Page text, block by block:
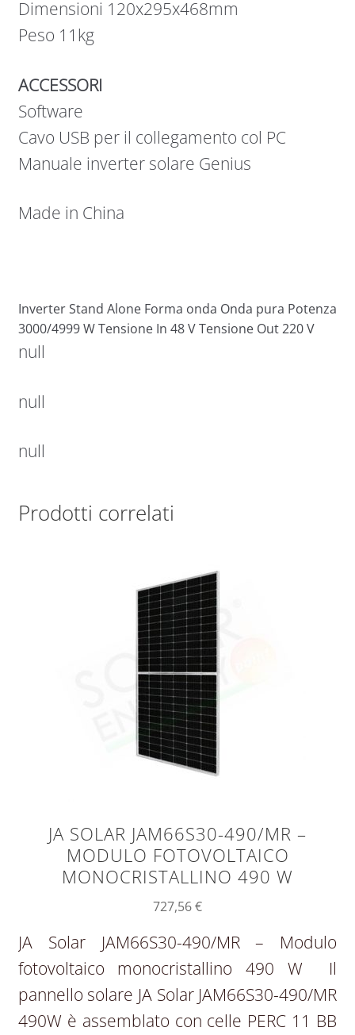
Dimensioni 120x295x468mm
Peso 11kg
ACCESSORI
Software
Cavo USB per il collegamento col PC
Manuale inverter solare Genius
Made in China
Inverter Stand Alone Forma onda Onda pura Potenza
3000/4999 W Tensione In 48 V Tensione Out 220 V
null
null
null
Prodotti correlati
JA SOLAR JAM66S30-490/MR –
MODULO FOTOVOLTAICO
MONOCRISTALLINO 490 W
727,56€
JA Solar JAM66S30-490/MR – Modulo
fotovoltaico monocristallino 490 W Il
pannello solare JA Solar JAM66S30-490/MR
490W è assemblato con celle PERC 11 BB